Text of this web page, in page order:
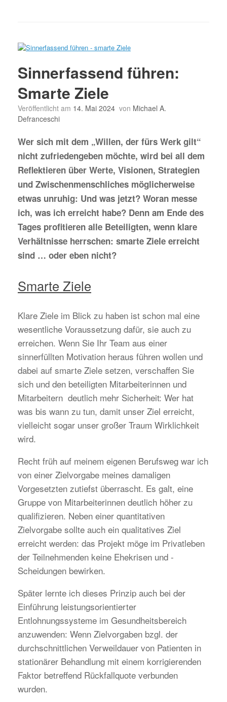
Sinnerfassend führen:
Smarte Ziele
Veröffentlicht am 14. Mai 2024 von Michael A.
Defranceschi
Wer sich mit dem „Willen, der fürs Werk gilt“
nicht zufriedengeben möchte, wird bei all dem
Reflektieren über Werte, Visionen, Strategien
und Zwischenmenschliches möglicherweise
etwas unruhig: Und was jetzt? Woran messe
ich, was ich erreicht habe? Denn am Ende des
Tages profitieren alle Beteiligten, wenn klare
Verhältnisse herrschen: smarte Ziele erreicht
sind … oder eben nicht?
Smarte Ziele
Klare Ziele im Blick zu haben ist schon mal eine
wesentliche Voraussetzung dafür, sie auch zu
erreichen. Wenn Sie Ihr Team aus einer
sinnerfüllten Motivation heraus führen wollen und
dabei auf smarte Ziele setzen, verschaffen Sie
sich und den beteiligten Mitarbeiterinnen und
Mitarbeitern deutlich mehr Sicherheit: Wer hat
was bis wann zu tun, damit unser Ziel erreicht,
vielleicht sogar unser großer Traum Wirklichkeit
wird.
Recht früh auf meinem eigenen Berufsweg war ich
von einer Zielvorgabe meines damaligen
Vorgesetzten zutiefst überrascht. Es galt, eine
Gruppe von Mitarbeiterinnen deutlich höher zu
qualifizieren. Neben einer quantitativen
Zielvorgabe sollte auch ein qualitatives Ziel
erreicht werden: das Projekt möge im Privatleben
der Teilnehmenden keine Ehekrisen und -
Scheidungen bewirken.
Später lernte ich dieses Prinzip auch bei der
Einführung leistungsorientierter
Entlohnungssysteme im Gesundheitsbereich
anzuwenden: Wenn Zielvorgaben bzgl. der
durchschnittlichen Verweildauer von Patienten in
stationärer Behandlung mit einem korrigierenden
Faktor betreffend Rückfallquote verbunden
wurden.